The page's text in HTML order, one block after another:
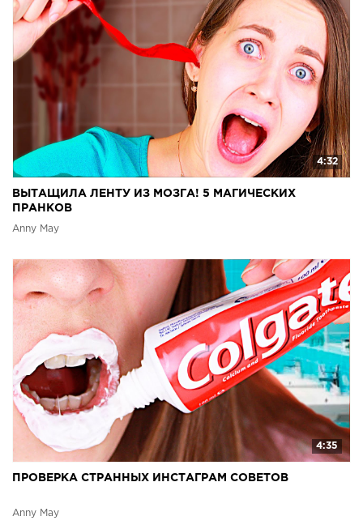
4:32
ВЫТАЩИЛА ЛЕНТУ ИЗ МОЗГА! 5 МАГИЧЕСКИХ
ПРАНКОВ
Anny May
4:35
ПРОВЕРКА СТРАННЫХ ИНСТАГРАМ СОВЕТОВ
Anny May